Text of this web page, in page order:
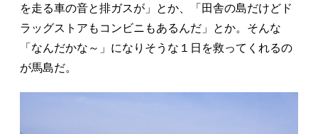
を走る車の音と排ガスが」とか、「田舎の島だけどド
ラッグストアもコンビニもあるんだ」とか。そんな
「なんだかな～」になりそうな１日を救ってくれるの
が馬島だ。